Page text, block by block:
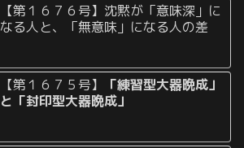
【第１６７６号】沈黙が「意味深」に
なる人と、「無意味」になる人の差
【第１６７５号】
「練習型大器晩成」
と「封印型大器晩成」